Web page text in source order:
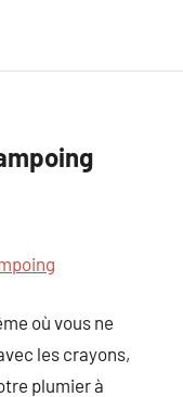
où vous ne
les crayons,
plumier à